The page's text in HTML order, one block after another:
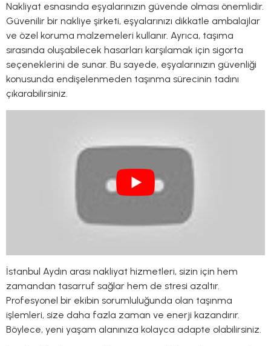
Nakliyat esnasında eşyalarınızın güvende olması önemlidir.
Güvenilir bir nakliye şirketi, eşyalarınızı dikkatle ambalajlar
ve özel koruma malzemeleri kullanır. Ayrıca, taşıma
sırasında oluşabilecek hasarları karşılamak için sigorta
seçeneklerini de sunar. Bu sayede, eşyalarınızın güvenliği
konusunda endişelenmeden taşınma sürecinin tadını
çıkarabilirsiniz.
İstanbul Aydın arası nakliyat hizmetleri, sizin için hem
zamandan tasarruf sağlar hem de stresi azaltır.
Profesyonel bir ekibin sorumluluğunda olan taşınma
işlemleri, size daha fazla zaman ve enerji kazandırır.
Böylece, yeni yaşam alanınıza kolayca adapte olabilirsiniz.